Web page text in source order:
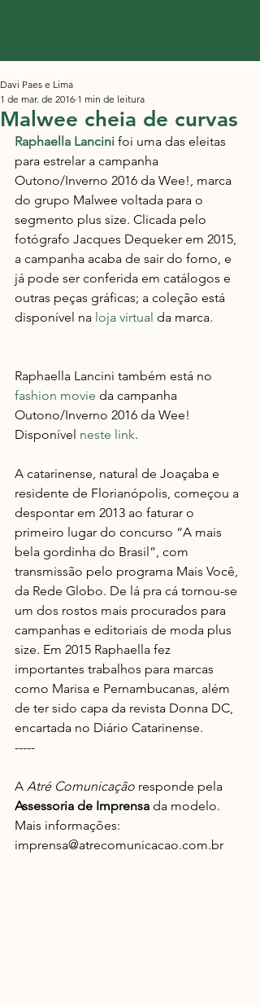
Malwee cheia de curvas
Davi Paes e Lima
1 de mar. de 2016 1 min de leitura
Raphaella Lancini foi uma das eleitas
para estrelar a campanha
Outono/Inverno 2016 da Wee!, marca
do grupo Malwee voltada para o
segmento plus size. Clicada pelo
fotógrafo Jacques Dequeker em 2015,
a campanha acaba de sair do forno, e
já pode ser conferida em catálogos e
outras peças gráficas; a coleção está
disponível na loja virtual da marca.
Raphaella Lancini também está no
fashion movie da campanha
Outono/Inverno 2016 da Wee!
Disponível neste link.
A catarinense, natural de Joaçaba e
residente de Florianópolis, começou a
despontar em 2013 ao faturar o
primeiro lugar do concurso “A mais
bela gordinha do Brasil”, com
transmissão pelo programa Mais Você,
da Rede Globo. De lá pra cá tornou-se
um dos rostos mais procurados para
campanhas e editoriais de moda plus
size. Em 2015 Raphaella fez
importantes trabalhos para marcas
como Marisa e Pernambucanas, além
de ter sido capa da revista Donna DC,
encartada no Diário Catarinense.
-----
A Atré Comunicação responde pela
Assessoria de Imprensa da modelo.
Mais informações:
imprensa@atrecomunicacao.com.br